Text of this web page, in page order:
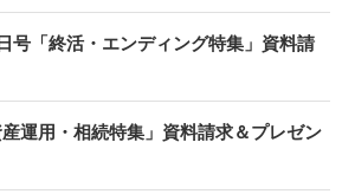
号「終活・エンディング特集」資料請
運用・相続特集」資料請求＆プレゼン